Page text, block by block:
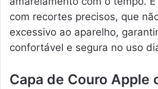
com recortes precisos, que
excessivo ao aparelho,
confortável e segura no uso
Capa de Couro Apple